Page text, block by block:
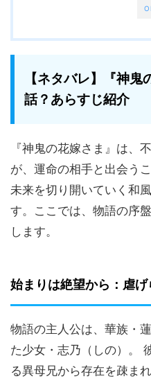
【ネタバレ】『神
話？あらすじ紹介
『神鬼の花嫁さま』は、
が、運命の相手と出会う
未来を切り開いていく和
す。ここでは、物語の序
します。
始まりは絶望から：虐
物語の主人公は、華族・
た少女・志乃（しの）。
る異母兄から存在を疎ま